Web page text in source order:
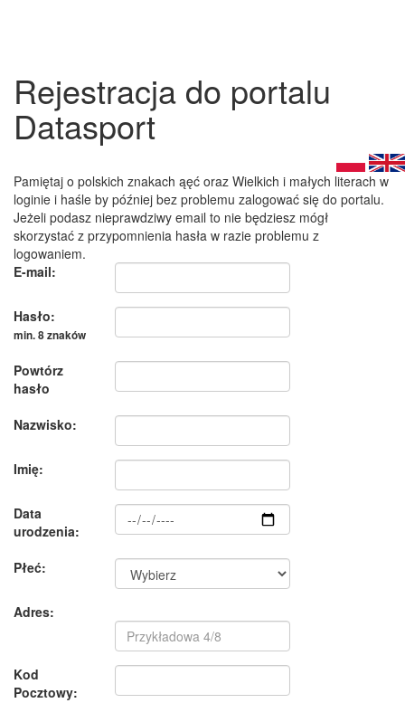
Rejestracja do portalu
Datasport
Pamiętaj o polskich znakach ąęć oraz Wielkich i małych literach w
loginie i haśle by później bez problemu zalogować się do portalu.
Jeżeli podasz nieprawdziwy email to nie będziesz mógł
skorzystać z przypomnienia hasła w razie problemu z
logowaniem.
E-mail:
Hasło:
min. 8 znaków
Powtórz
hasło
Nazwisko:
Imię:
Data
urodzenia:
Płeć:
Adres:
Kod
Pocztowy: